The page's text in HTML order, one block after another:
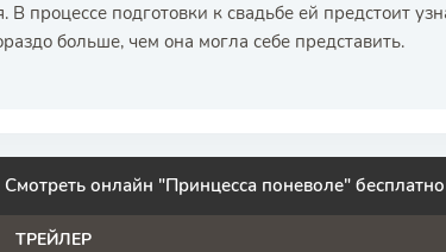
В процессе подготовки к свадьбе ей предстоит
больше, чем она могла себе представить.
Смотреть онлайн "Принцесса поневоле" бесплатно
ТРЕЙЛЕР